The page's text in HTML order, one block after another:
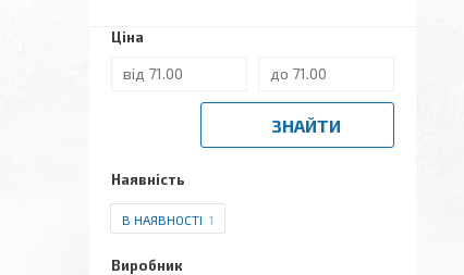
Ціна
ЗНАЙТИ
Наявність
В НАЯВНОСТІ 1
Виробник